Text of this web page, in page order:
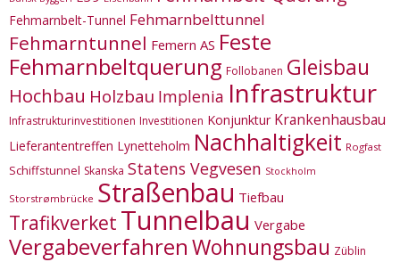
Fehmarnbelt-Tunnel Fehmarnbelttunnel
Fehmarntunnel Femern AS Feste
Fehmarnbeltquerung Follobanen Gleisbau
Hochbau Holzbau Implenia Infrastruktur
Infrastrukturinvestitionen Investitionen Konjunktur Krankenhausbau
Lieferantentreffen Lynetteholm Nachhaltigkeit Rogfast
Schiffstunnel Skanska Statens Vegvesen Stockholm
Storstrømbrücke Straßenbau Tiefbau
Trafikverket Tunnelbau Vergabe
VergabeverfahrenWohnungsbau Züblin